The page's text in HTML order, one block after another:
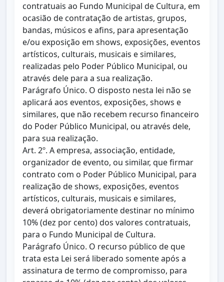
contratuais ao Fundo Municipal de Cultura, em
ocasião de contratação de artistas, grupos,
bandas, músicos e afins, para apresentação
e/ou exposição em shows, exposições, eventos
artísticos, culturais, musicais e similares,
realizadas pelo Poder Público Municipal, ou
através dele para a sua realização.
Parágrafo Único. O disposto nesta lei não se
aplicará aos eventos, exposições, shows e
similares, que não recebem recurso financeiro
do Poder Público Municipal, ou através dele,
para sua realização.
Art. 2º. A empresa, associação, entidade,
organizador de evento, ou similar, que firmar
contrato com o Poder Público Municipal, para
realização de shows, exposições, eventos
artísticos, culturais, musicais e similares,
deverá obrigatoriamente destinar no mínimo
10% (dez por cento) dos valores contratuais,
para o Fundo Municipal de Cultura.
Parágrafo Único. O recurso público de que
trata esta Lei será liberado somente após a
assinatura de termo de compromisso, para